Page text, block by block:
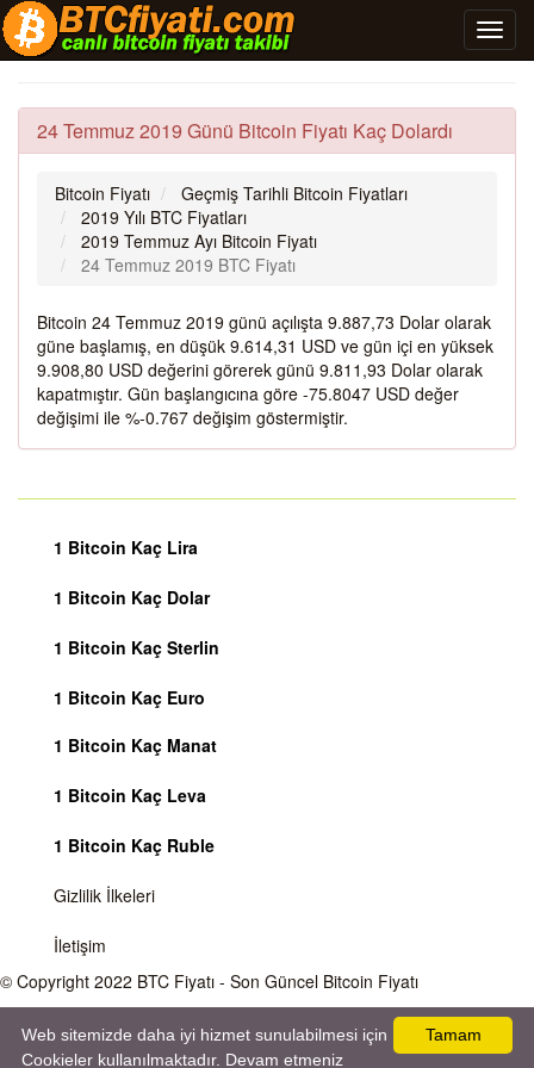
24 Temmuz 2019 Günü Bitcoin Fiyatı Kaç Dolardı
Bitcoin Fiyatı
Geçmiş Tarihli Bitcoin Fiyatları
2019 Yılı BTC Fiyatları
2019 Temmuz Ayı Bitcoin Fiyatı
24 Temmuz 2019 BTC Fiyatı
Bitcoin 24 Temmuz 2019 günü açılışta 9.887,73 Dolar olarak
güne başlamış, en düşük 9.614,31 USD ve gün içi en yüksek
9.908,80 USD değerini görerek günü 9.811,93 Dolar olarak
kapatmıştır. Gün başlangıcına göre -75.8047 USD değer
değişimi ile %-0.767 değişim göstermiştir.
1 Bitcoin Kaç Lira
1 Bitcoin Kaç Dolar
1 Bitcoin Kaç Sterlin
1 Bitcoin Kaç Euro
1 Bitcoin Kaç Manat
1 Bitcoin Kaç Leva
1 Bitcoin Kaç Ruble
Gizlilik İlkeleri
İletişim
© Copyright 2022 BTC Fiyatı - Son Güncel Bitcoin Fiyatı
Bitcoin fiyatı sürekli olarak değişmektedir, 7 gün 24 saat kripto para piyasaları
aktiftir. Sitemiz sadece bilgilendirme amacı gütmektedir, herhangi bir kripto paraya
Tamam
Web sitemizde daha iyi hizmet sunulabilmesi için
Cookieler kullanılmaktadır. Devam etmeniz